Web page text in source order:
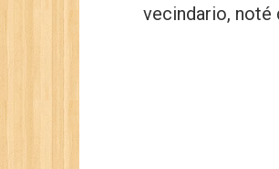
vecindario, noté